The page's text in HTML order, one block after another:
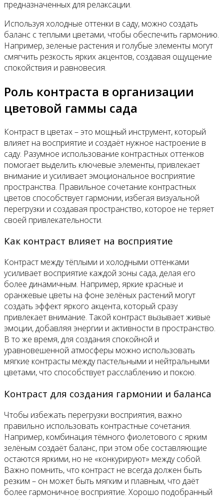
предназначенных для релаксации.
Используя холодные оттенки в саду, можно создать
баланс с теплыми цветами, чтобы обеспечить гармонию.
Например, зеленые растения и голубые элементы могут
смягчить резкость ярких акцентов, создавая ощущение
спокойствия и равновесия.
Роль контраста в организации
цветовой гаммы сада
Контраст в цветах – это мощный инструмент, который
влияет на восприятие и создаёт нужное настроение в
саду. Разумное использование контрастных оттенков
помогает выделить ключевые элементы, привлекает
внимание и усиливает эмоциональное восприятие
пространства. Правильное сочетание контрастных
цветов способствует гармонии, избегая визуальной
перегрузки и создавая пространство, которое не теряет
своей привлекательности.
Как контраст влияет на восприятие
Контраст между тёплыми и холодными оттенками
усиливает восприятие каждой зоны сада, делая его
более динамичным. Например, яркие красные и
оранжевые цветы на фоне зелёных растений могут
создать эффект яркого акцента, который сразу
привлекает внимание. Такой контраст вызывает живые
эмоции, добавляя энергии и активности в пространство.
В то же время, для создания спокойной и
уравновешенной атмосферы можно использовать
мягкие контрасты между пастельными и нейтральными
цветами, что способствует расслаблению и покою.
Контраст для создания гармонии и баланса
Чтобы избежать перегрузки восприятия, важно
правильно использовать контрастные сочетания.
Например, комбинация тёмного фиолетового с ярким
зелёным создаёт баланс, при этом обе составляющие
остаются яркими, но не «конкурируют» между собой.
Важно помнить, что контраст не всегда должен быть
резким – он может быть мягким и плавным, что даёт
более гармоничное восприятие. Хорошо подобранный